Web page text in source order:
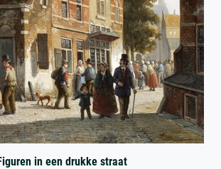
in een drukke straat